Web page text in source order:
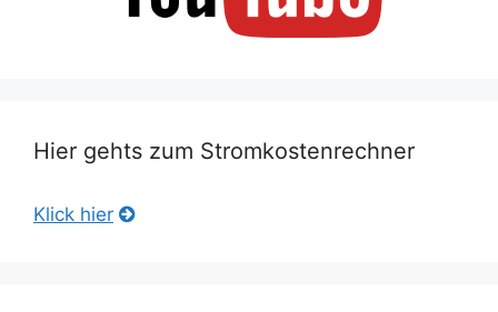
Hier gehts zum Stromkostenrechner
Klick hier